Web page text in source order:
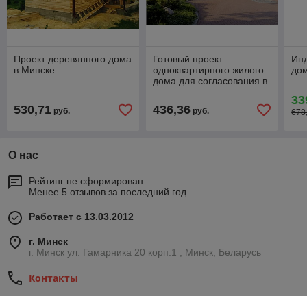
Проект деревянного дома
в Минске
530,71 руб.
Готовый проект
одноквартирного жилого
дома для согласования в
436,36руб.
О нас
Рейтинг не сформирован
Менее 5 отзывов за последний год
Работает с 13.03.2012
г. Минск
г. Минск ул. Гамарника 20 корп.1 , Минск, Беларусь
Контакты